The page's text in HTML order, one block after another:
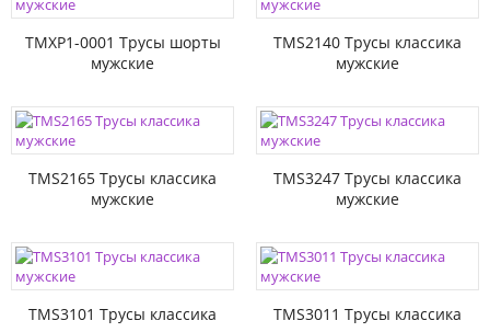
TMXP1-0001 Трусы шорты
мужские
TMS2140 Трусы классика
мужские
TMS2165 Трусы классика
мужские
TMS3247 Трусы классика
мужские
TMS3101 Трусы классика
TMS3011 Трусы классика